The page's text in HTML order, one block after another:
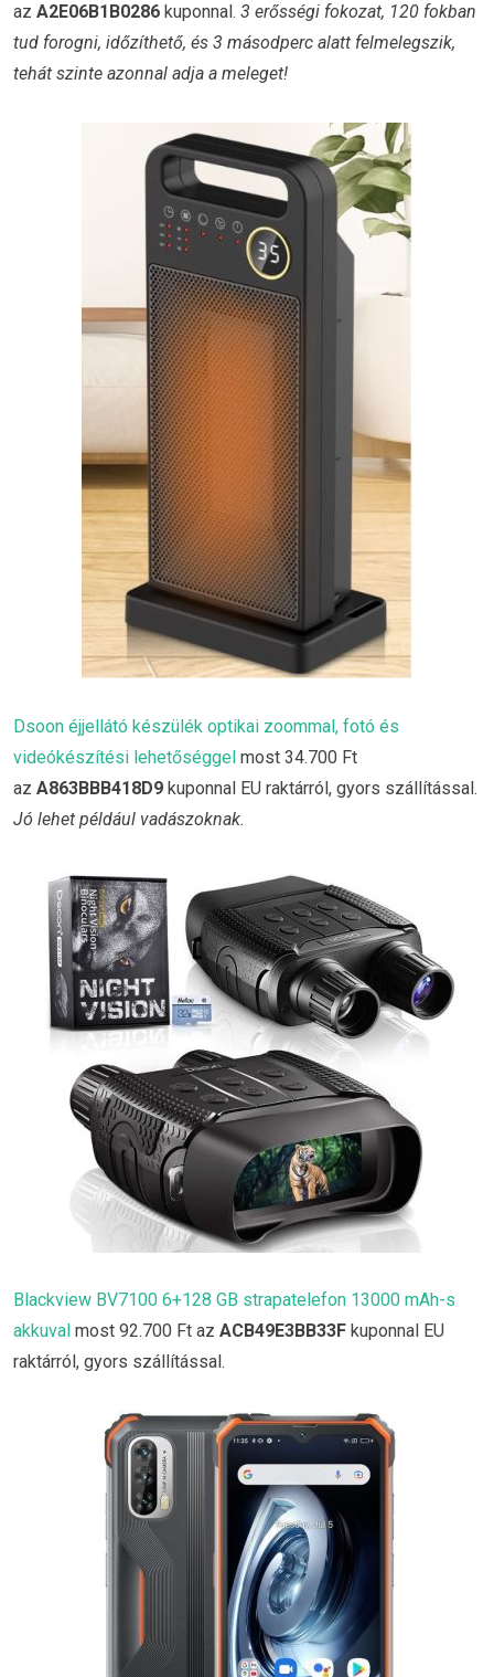
az A2E06B1B0286 kuponnal. 3 erősségi fokozat, 120 fokban
tud forogni, időzíthető, és 3 másodperc alatt felmelegszik,
tehát szinte azonnal adja a meleget!
Dsoon éjjellátó készülék optikai zoommal, fotó és
videókészítési lehetőséggel most 34.700 Ft
az A863BBB418D9 kuponnal EU raktárról, gyors szállítással.
Jó lehet például vadászoknak.
Blackview BV7100 6+128 GB strapatelefon 13000 mAh-s
akkuval most 92.700 Ft az ACB49E3BB33F kuponnal EU
raktárról, gyors szállítással.